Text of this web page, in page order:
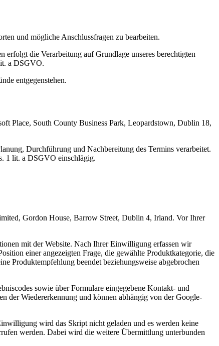
und mögliche Anschlussfragen zu bearbeiten.
die Verarbeitung auf Grundlage unseres berechtigten
a DSGVO.
entgegenstehen.
Place, South County Business Park, Leopardstown, Dublin 18,
Durchführung und Nachbereitung des Termins verarbeitet.
1 lit. a DSGVO einschlägig.
Gordon House, Barrow Street, Dublin 4, Irland. Vor Ihrer
mit der Website. Nach Ihrer Einwilligung erfassen wir
einer angezeigten Frage, die gewählte Produktkategorie, die
Produktempfehlung beendet beziehungsweise abgebrochen
sowie über Formulare eingegebene Kontakt- und
der Wiedererkennung und können abhängig von der Google-
wird das Skript nicht geladen und es werden keine
werden. Dabei wird die weitere Übermittlung unterbunden